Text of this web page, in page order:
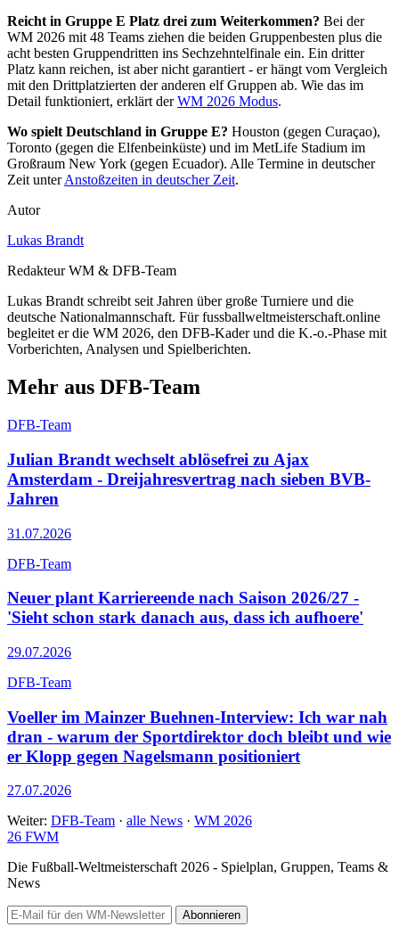
Reicht in Gruppe E Platz drei zum Weiterkommen? Bei der
WM 2026 mit 48 Teams ziehen die beiden Gruppenbesten plus die
acht besten Gruppendritten ins Sechzehntelfinale ein. Ein dritter
Platz kann reichen, ist aber nicht garantiert - er hängt vom Vergleich
mit den Drittplatzierten der anderen elf Gruppen ab. Wie das im
Detail funktioniert, erklärt derWM 2026 Modus.
Wo spielt Deutschland in Gruppe E? Houston (gegen Curaçao),
Toronto (gegen die Elfenbeinküste) und im MetLife Stadium im
Großraum New York (gegen Ecuador). Alle Termine in deutscher
Zeit unterAnstoßzeiten in deutscher Zeit.
Autor
Lukas Brandt
Redakteur WM & DFB-Team
Lukas Brandt schreibt seit Jahren über große Turniere und die
deutsche Nationalmannschaft. Für fussballweltmeisterschaft.online
begleitet er die WM 2026, den DFB-Kader und die K.-o.-Phase mit
Vorberichten, Analysen und Spielberichten.
Mehr aus DFB-Team
DFB-Team
Julian Brandt wechselt ablösefrei zu Ajax
Amsterdam - Dreijahresvertrag nach sieben BVB-
Jahren
31.07.2026
DFB-Team
Neuer plant Karriereende nach Saison 2026/27 -
'Sieht schon stark danach aus, dass ich aufhoere'
29.07.2026
DFB-Team
Voeller im Mainzer Buehnen-Interview: Ich war nah
dran - warum der Sportdirektor doch bleibt und wie
er Klopp gegen Nagelsmann positioniert
27.07.2026
Weiter: DFB-Team · alle News · WM 2026
26 FWM
Die Fußball-Weltmeisterschaft 2026 - Spielplan, Gruppen, Teams &
News
Abonnieren